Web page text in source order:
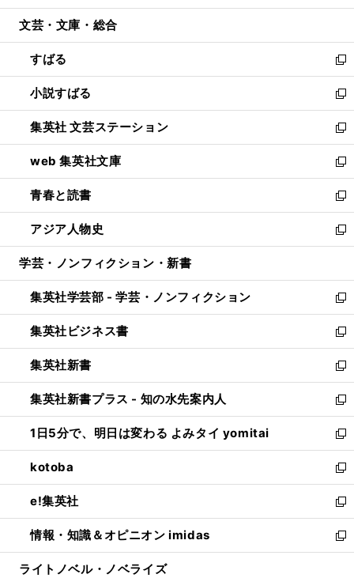
開
ウ
開
く
ン
ウ
で
開
く
ウ
ン
ド
ウ
で
開
く
文芸・文庫・総合
すばる
新
し
い
ウ
ィ
ン
ド
ウ
で
開
く
小説すばる
新
し
い
ウ
ィ
ン
ド
ウ
で
開
集英社 文芸ステーション
新
し
い
ウ
ィ
ン
ド
ウ
開
く
web 集英社文庫
新
し
い
ウ
ィ
ン
ウ
で
開
く
青春と読書
新
し
い
ウ
ン
ド
ウ
で
開
く
アジア人物史
新
し
ウ
ィ
ン
ド
ウ
で
開
く
学芸・ノンフィクション・新書
集英社学芸部 - 学芸・ノンフィクション
新
し
い
ウ
ィ
ン
ド
ウ
で
開
く
集英社ビジネス書
新
し
い
ウ
ィ
ン
ド
ウ
で
開
く
集英社新書
新
し
い
ウ
ィ
ン
ド
ウ
で
開
く
集英社新書プラス - 知の水先案内人
新
し
い
ウ
ィ
ン
ド
ウ
で
開
1日5分で、明日は変わる よみタイ yomitai
新
し
い
ウ
ィ
ン
ド
ウ
kotoba
新
し
い
ウ
ィ
ン
e!集英社
新
し
い
ウ
情報・知識＆オピニオン imidas
新
し
ライトノベル・ノベライズ